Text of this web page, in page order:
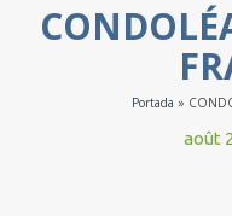
Portada »
août